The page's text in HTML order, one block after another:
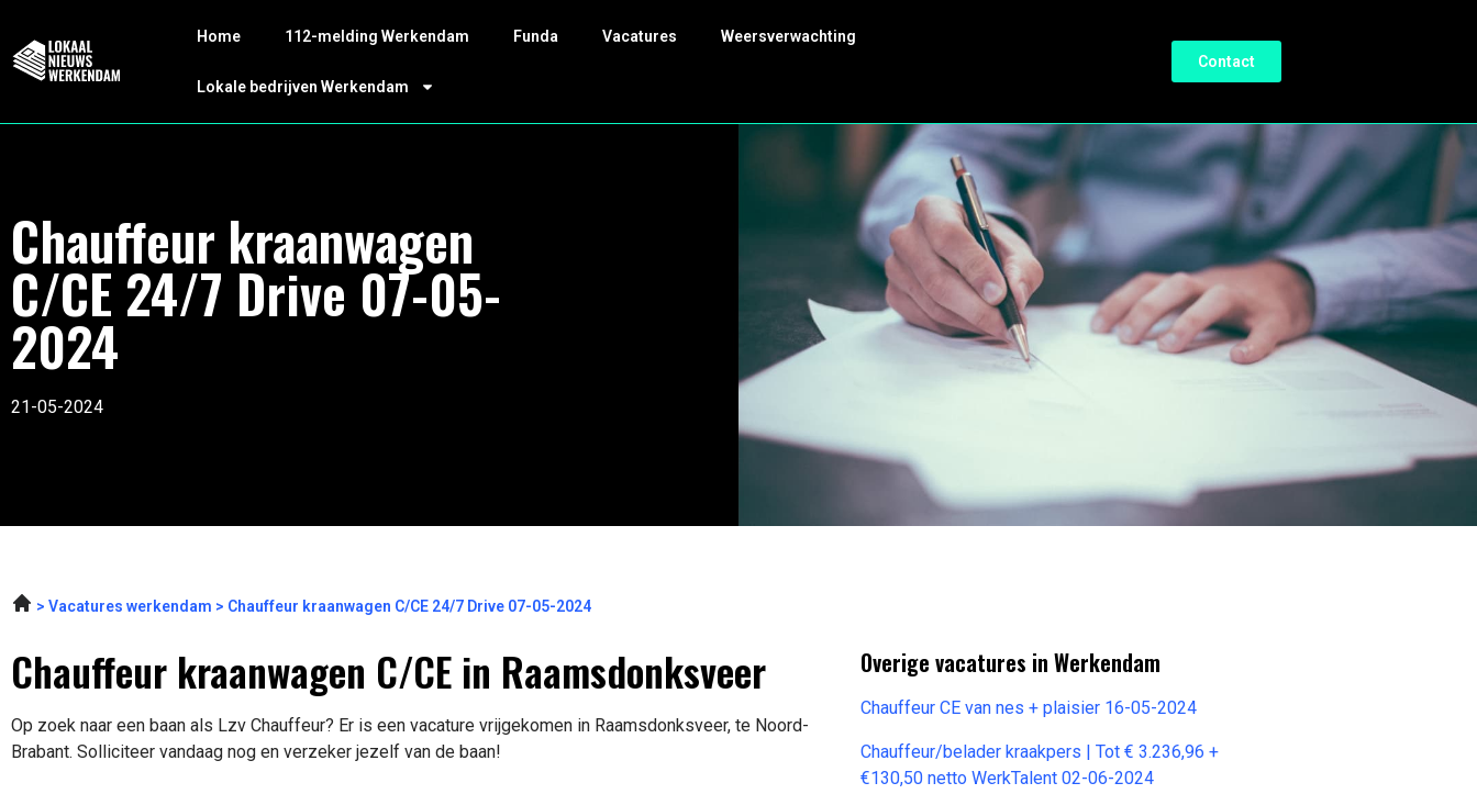
Home 112-melding Werkendam Funda Vacatures Weersverwachting
Lokale bedrijven Werkendam
Contact
Chauffeur kraanwagen
C/CE 24/7 Drive 07-05-
2024
21-05-2024
Vacatures werkendam Chauffeur kraanwagen C/CE 24/7 Drive 07-05-2024
Chauffeur kraanwagen C/CE in Raamsdonksveer
Op zoek naar een baan als Lzv Chauffeur? Er is een vacature vrijgekomen in Raamsdonksveer, te Noord-
Brabant. Solliciteer vandaag nog en verzeker jezelf van de baan!
Overige vacatures in Werkendam
Chauffeur CE van nes + plaisier 16-05-2024
Chauffeur/belader kraakpers | Tot € 3.236,96 +
€130,50 netto WerkTalent 02-06-2024